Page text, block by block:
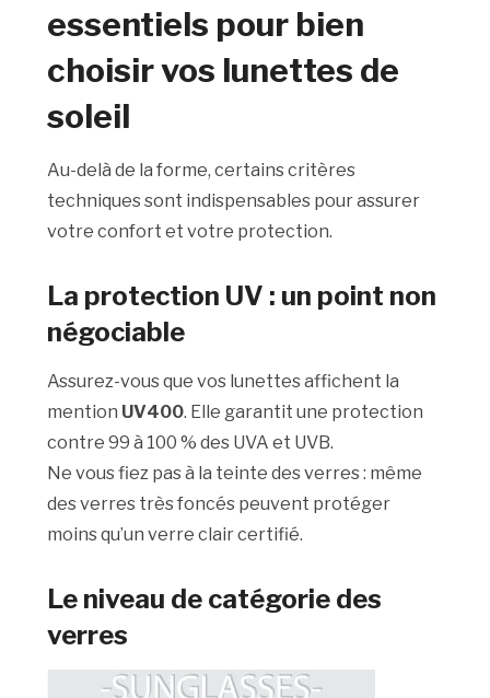
essentiels pour bien
choisir vos lunettes de
soleil
Au-delà de la forme, certains critères
techniques sont indispensables pour assurer
votre confort et votre protection.
La protection UV : un point non
négociable
Assurez-vous que vos lunettes affichent la
mention UV400. Elle garantit une protection
contre 99 à 100 % des UVA et UVB.
Ne vous fiez pas à la teinte des verres : même
des verres très foncés peuvent protéger
moins qu’un verre clair certifié.
Le niveau de catégorie des
verres